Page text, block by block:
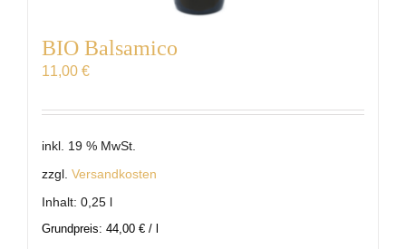
BIO Balsamico
11,00 €
inkl. 19 % MwSt.
zzgl. Versandkosten
Inhalt: 0,25 l
Grundpreis: 44,00 € /